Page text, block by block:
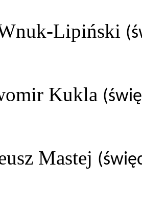
Lipiński
Kukla
Mastej